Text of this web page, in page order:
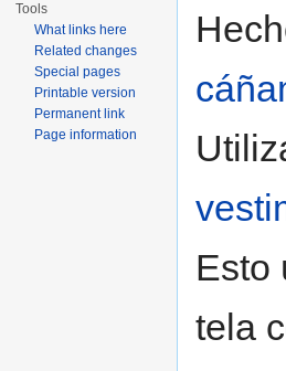
Esto
tela
Tools
What links here
Related changes
Special pages
Printable version
Permanent link
Page information